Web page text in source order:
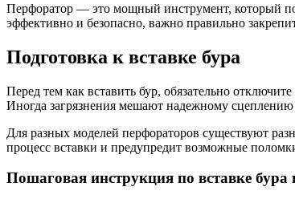
Перфоратор — это мощный инструмент, который
эффективно и безопасно, важно правильно
Подготовка к вставке бура
Перед тем как вставить бур, обязательно
Иногда загрязнения мешают надежному сцеплению
Для разных моделей перфораторов существуют
процесс вставки и предупредит возможные
Пошаговая инструкция по вставке бура